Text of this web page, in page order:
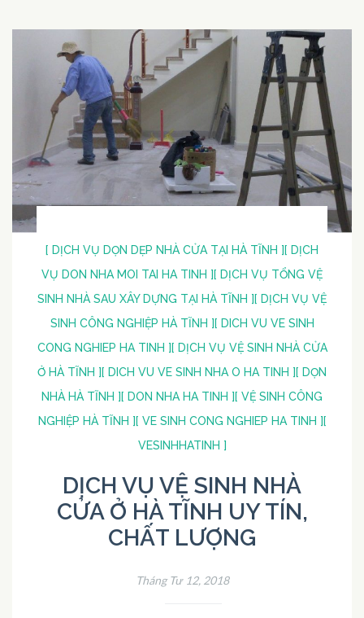
[ DỊCH VỤ DỌN DẸP NHÀ CỬA TẠI HÀ TĨNH ] [ DỊCH
VỤ DON NHA MOI TAI HA TINH ] [ DỊCH VỤ TỔNG VỆ
SINH NHÀ SAU XÂY DỰNG TẠI HÀ TĨNH ] [ DỊCH VỤ VỆ
SINH CÔNG NGHIỆP HÀ TĨNH ] [ DICH VU VE SINH
CONG NGHIEP HA TINH ] [ DỊCH VỤ VỆ SINH NHÀ CỬA
Ở HÀ TĨNH ] [ DICH VU VE SINH NHA O HA TINH ] [ DỌN
NHÀ HÀ TĨNH ] [ DON NHA HA TINH ] [ VỆ SINH CÔNG
NGHIỆP HÀ TĨNH ] [ VE SINH CONG NGHIEP HA TINH ] [
VESINHHATINH ]
DỊCH VỤ VỆ SINH NHÀ
CỬA Ở HÀ TĨNH UY TÍN,
CHẤT LƯỢNG
Tháng Tư 12, 2018